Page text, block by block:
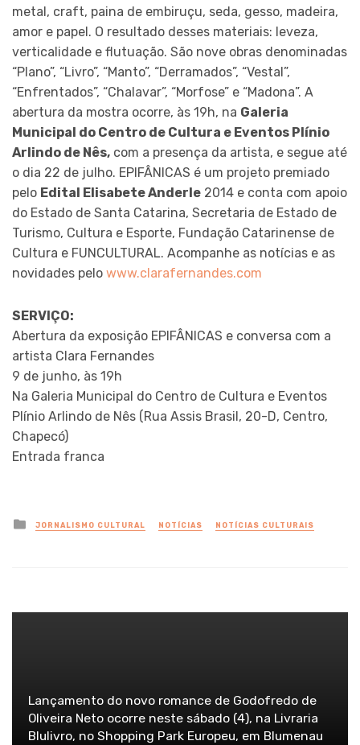
metal, craft, paina de embiruçu, seda, gesso, madeira,
amor e papel. O resultado desses materiais: leveza,
verticalidade e flutuação. São nove obras denominadas
“Plano”, “Livro”, “Manto”, “Derramados”, “Vestal”,
“Enfrentados”, “Chalavar”, “Morfose” e “Madona”. A
abertura da mostra ocorre, às 19h, na Galeria
Municipal do Centro de Cultura e Eventos Plínio
Arlindo de Nês, com a presença da artista, e segue até
o dia 22 de julho. EPIFÂNICAS é um projeto premiado
pelo Edital Elisabete Anderle 2014 e conta com apoio
do Estado de Santa Catarina, Secretaria de Estado de
Turismo, Cultura e Esporte, Fundação Catarinense de
Cultura e FUNCULTURAL. Acompanhe as notícias e as
novidades pelo www.clarafernandes.com
SERVIÇO:
Abertura da exposição EPIFÂNICAS e conversa com a
artista Clara Fernandes
9 de junho, às 19h
Na Galeria Municipal do Centro de Cultura e Eventos
Plínio Arlindo de Nês (Rua Assis Brasil, 20-D, Centro,
Chapecó)
Entrada franca
Posted
in
JORNALISMO CULTURAL NOTÍCIAS NOTÍCIAS CULTURAIS
Lançamento do novo romance de Godofredo de
Oliveira Neto ocorre neste sábado (4), na Livraria
Blulivro, no Shopping Park Europeu, em Blumenau